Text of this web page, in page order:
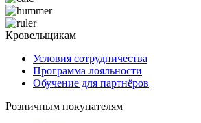
Кровельщикам
Условия сотрудничества
Программа лояльности
Обучение для партнёров
Розничным покупателям